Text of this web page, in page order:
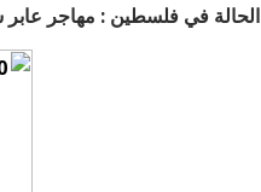
الحالة في فلسطين : مهاجر